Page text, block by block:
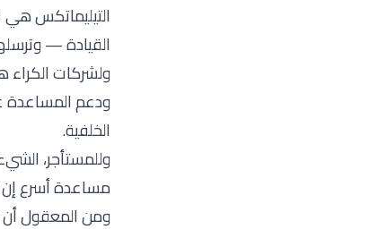
التيليماتكس هي
القيادة —
ولشركات الكراء
ودعم المساعدة
الخلفية.
وللمستأجر،
مساعدة أسرع إن
ومن المعقول أن